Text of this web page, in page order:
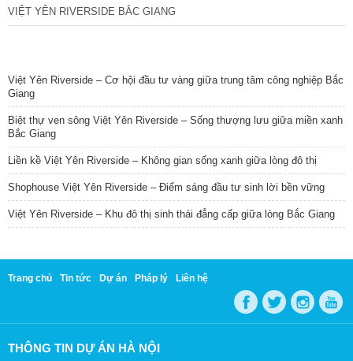
VIỆT YÊN RIVERSIDE BẮC GIANG
Việt Yên Riverside – Cơ hội đầu tư vàng giữa trung tâm công nghiệp Bắc
Giang
Biệt thự ven sông Việt Yên Riverside – Sống thượng lưu giữa miền xanh
Bắc Giang
Liền kề Việt Yên Riverside – Không gian sống xanh giữa lòng đô thị
Shophouse Việt Yên Riverside – Điểm sáng đầu tư sinh lời bền vững
Việt Yên Riverside – Khu đô thị sinh thái đẳng cấp giữa lòng Bắc Giang
Trang chủ Tin tức Dự án Pháp lý Liên hệ
THÔNG TIN DỰ ÁN HÀ NỘI